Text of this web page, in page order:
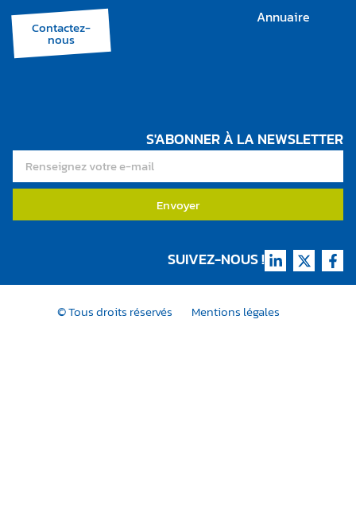
Contactez-
nous
Annuaire
S'ABONNER À LA NEWSLETTER
Envoyer
SUIVEZ-NOUS !
© Tous droits réservés Mentions légales